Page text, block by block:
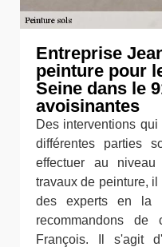
Entreprise
peinture pour
Seine dans le
avoisinantes
Des interventions
différentes parties
effectuer au
travaux de peinture,
des experts en la
recommandons de
François. Il s'agit